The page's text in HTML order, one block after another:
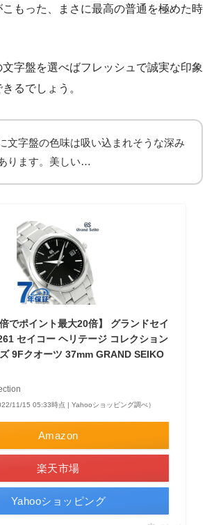
もった、まさに最高の普通を極めた時
字盤を選べばフレッシュで誠実な印象
るでしょう。
文字盤の色味は吸い込まれそうな深み
ります。美しい…
倍でポイント最大20倍】 グランドセイ
セイコー ヘリテージ コレクション
9Fクオーツ 37mm GRAND SEIKO
11/15 05:33時点 | Yahooショッピング調べ）
Amazon
楽天市場
Yahooショッピング